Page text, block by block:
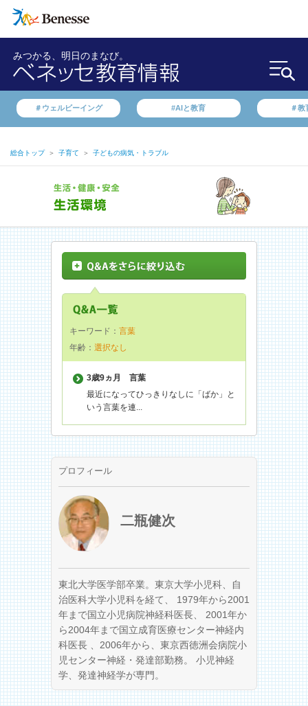
みつかる、明日のまなび。
＃ウェルビーイング #AIと教育 ＃教
総合トップ ＞ 子育て ＞ 子どもの病気・トラブル
キーワード： 言葉
年齢： 選択なし
3歳9ヵ月
言葉
最近になってひっきりなしに「ばか」と
いう言葉を連...
プロフィール
二瓶健次
東北大学医学部卒業。東京大学小児科、自
治医科大学小児科を経て、 1979年から2001
年まで国立小児病院神経科医長、 2001年か
ら2004年まで国立成育医療センター神経内
科医長 、2006年から、東京西徳洲会病院小
児センター神経・発達部勤務。 小児神経
学、発達神経学が専門。